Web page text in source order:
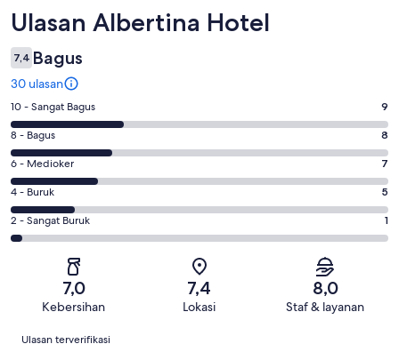
Ulasan
Ulasan Albertina Hotel
7,4 Bagus
30 ulasan
Penilaian
10
-
Sangat
Bagus.
9
dari
30
10 - Sangat Bagus 9
Penilaian
8
-
Bagus.
8
dari
8 - Bagus 8
Penilaian
6
-
Medioker.
7
6 - Medioker 7
Penilaian
4
-
4 - Buruk 5
Penilaian
2
dari
2 - Sangat Buruk 1
7,0
Kebersihan
7,4
Lokasi
8,0
Staf & layanan
Ulasan
Ulasan terverifikasi